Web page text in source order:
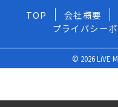
TOP 会社概要
プライバシー
© 2026 LiVE